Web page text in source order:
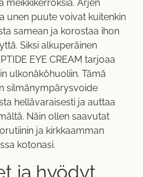
meikkikerroksia. Arjen
unen puute voivat kuitenkin
samean ja korostaa ihon
Siksi alkuperäinen
EYE CREAM tarjoaa
ulkonäköhuoliin. Tämä
silmänympärysvoide
hellävaraisesti ja auttaa
Näin ollen saavutat
ja kirkkaamman
kotonasi.
ja hyödyt